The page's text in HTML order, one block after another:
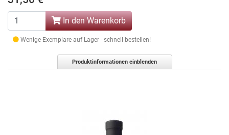
In den Warenkorb
Wenige Exemplare auf Lager - schnell bestellen!
Produktinformationen einblenden